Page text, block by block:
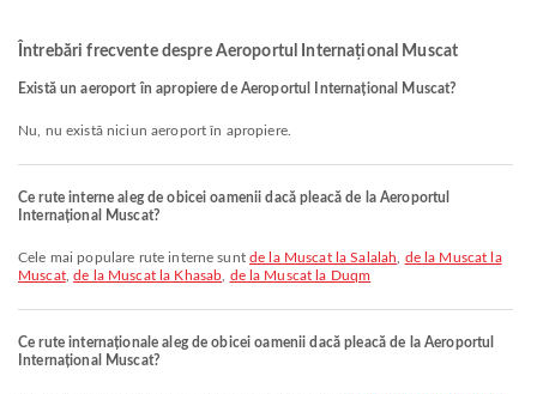
Întrebări frecvente despre Aeroportul Internațional Muscat
Există un aeroport în apropiere de Aeroportul Internațional Muscat?
Nu, nu există niciun aeroport în apropiere.
Ce rute interne aleg de obicei oamenii dacă pleacă de la Aeroportul
Internațional Muscat?
Cele mai populare rute interne suntde la Muscat la Salalah
de la Muscat la
Muscat,de la Muscat la Khasab de la Muscat la Duqm
Ce rute internaționale aleg de obicei oamenii dacă pleacă de la Aeroportul
Internațional Muscat?